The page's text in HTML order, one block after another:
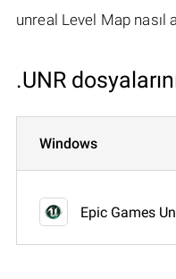
unreal Level Map nasıl
.UNR
Windows
Epic Games